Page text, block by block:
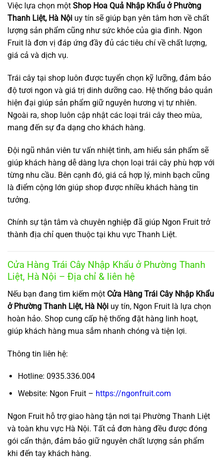
Việc lựa chọn một Shop Hoa Quả Nhập Khẩu ở Phường
Thanh Liệt, Hà Nội uy tín sẽ giúp bạn yên tâm hơn về chất
lượng sản phẩm cũng như sức khỏe của gia đình. Ngon
Fruit là đơn vị đáp ứng đầy đủ các tiêu chí về chất lượng,
giá cả và dịch vụ.
Trái cây tại shop luôn được tuyển chọn kỹ lưỡng, đảm bảo
độ tươi ngon và giá trị dinh dưỡng cao. Hệ thống bảo quản
hiện đại giúp sản phẩm giữ nguyên hương vị tự nhiên.
Ngoài ra, shop luôn cập nhật các loại trái cây theo mùa,
mang đến sự đa dạng cho khách hàng.
Đội ngũ nhân viên tư vấn nhiệt tình, am hiểu sản phẩm sẽ
giúp khách hàng dễ dàng lựa chọn loại trái cây phù hợp với
từng nhu cầu. Bên cạnh đó, giá cả hợp lý, minh bạch cũng
là điểm cộng lớn giúp shop được nhiều khách hàng tin
tưởng.
Chính sự tận tâm và chuyên nghiệp đã giúp Ngon Fruit trở
thành địa chỉ quen thuộc tại khu vực Thanh Liệt.
Cửa Hàng Trái Cây Nhập Khẩu ở Phường Thanh
Liệt, Hà Nội – Địa chỉ & liên hệ
Nếu bạn đang tìm kiếm một Cửa Hàng Trái Cây Nhập Khẩu
ở Phường Thanh Liệt, Hà Nội uy tín, Ngon Fruit là lựa chọn
hoàn hảo. Shop cung cấp hệ thống đặt hàng linh hoạt,
giúp khách hàng mua sắm nhanh chóng và tiện lợi.
Thông tin liên hệ:
Hotline: 0935.336.004
Website: Ngon Fruit – https://ngonfruit.com
Ngon Fruit hỗ trợ giao hàng tận nơi tại Phường Thanh Liệt
và toàn khu vực Hà Nội. Tất cả đơn hàng đều được đóng
gói cẩn thận, đảm bảo giữ nguyên chất lượng sản phẩm
khi đến tay khách hàng.